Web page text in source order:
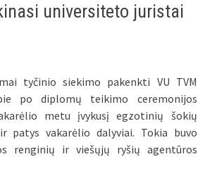
universiteto juristai
tyčinio siekimo pakenkti VU TVM
po diplomų teikimo ceremonijos
metu įvykusį egzotinių šokių
patys vakarėlio dalyviai. Tokia buvo
renginių ir viešųjų ryšių agentūros